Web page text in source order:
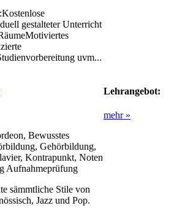
gestalteter Unterricht
uvm...
Bewusstes
Gehörbildung,
Kontrapunkt, Noten
Aufnahmeprüfung
sämmtliche Stile von
Jazz und Pop.
Lehrangebot:
mehr »